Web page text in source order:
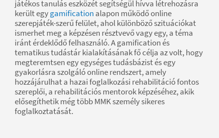
játékos tanulás eszközét segítségül hívva létrehozásra
került egygamification alapon működő online
szerepjáték-szerű felület, ahol különböző szituációkat
ismerhet meg a képzésen résztvevő vagy egy, a téma
iránt érdeklődő felhasználó. A gamification és
tematikus tudástár kialakításának fő célja az volt, hogy
megteremtsen egy egységes tudásbázist és egy
gyakorlásra szolgáló online rendszert, amely
hozzájárulhat a hazai foglalkozási rehabilitáció fontos
szereplői, a rehabilitációs mentorok képzéséhez, akik
elősegíthetik még több MMK személy sikeres
foglalkoztatását.